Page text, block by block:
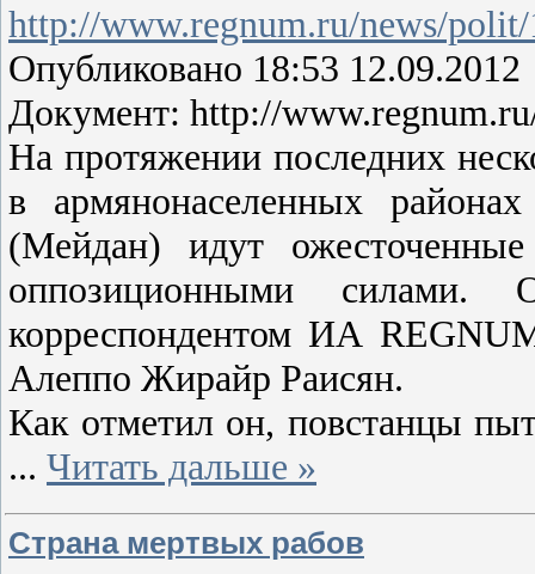
http://www.regnum.ru/news/
Опубликовано 18:53 12.09.2012
Документ: http://
На протяжении последних
в армянонаселенных
(Мейдан) идут
оппозиционными
корреспондентом ИА
Алеппо Жирайр Раисян.
Как отметил он, повстанцы
... Читать дальше »
Страна мертвых рабов